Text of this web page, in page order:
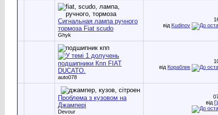
Сигнальная лампа ручного
тормоза Fiat scudo
Ghyk
від Kudinov
подшипники Кпп FIAT
DUCATO.
auto078
від Кораблик
Проблема з кузовом на
Джампері
Devour
від